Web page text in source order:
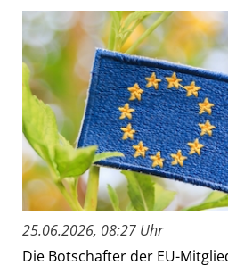
25.06.2026, 08:27 Uhr
Die Botschafter der EU-